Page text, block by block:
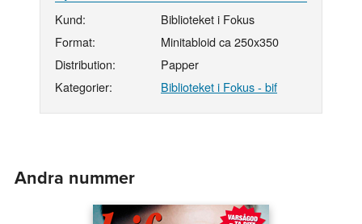
Kund:
Biblioteket i Fokus
Format:
Minitabloid ca 250x350
Distribution:
Papper
Kategorier:
Biblioteket i Fokus - bif
Andra nummer